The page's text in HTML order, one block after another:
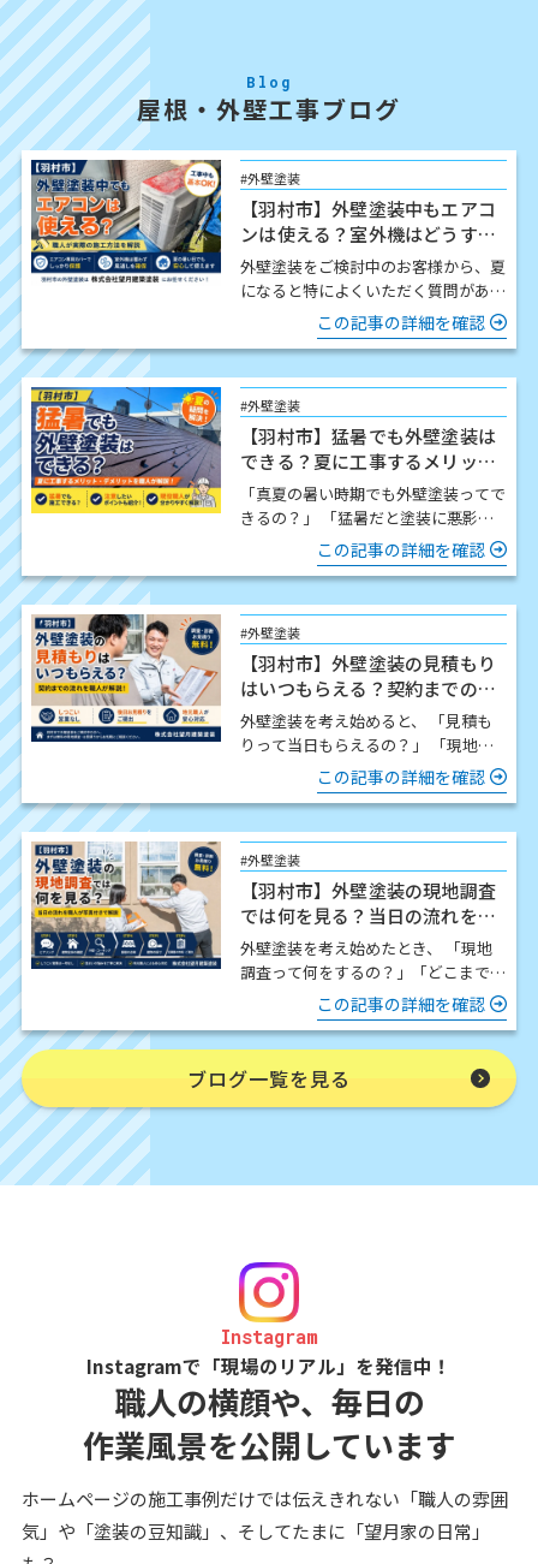
Blog
屋根・外壁工事ブログ
#外壁塗装
【羽村市】外壁塗装中もエアコ
ンは使える？室外機はどうす
る？職人が解説
外壁塗装をご検討中のお客様から、夏
になると特によくいただく質問があり
ますか？」 結論からお伝…
この記事の詳細を確認
#外壁塗装
【羽村市】猛暑でも外壁塗装は
できる？夏に工事するメリッ
ト・注意点を職人が解説
「真夏の暑い時期でも外壁塗装ってで
きるの？」 「猛暑だと塗装に悪影響
はないの？」 この時期になると、こ
のようなご質問をいた…
この記事の詳細を確認
#外壁塗装
【羽村市】外壁塗装の見積もり
はいつもらえる？契約までの流
れを職人が解説
外壁塗装を考え始めると、 「見積も
りって当日もらえるの？」 「現地調
査したら契約しないといけないの？」
「どんな流れで進…
この記事の詳細を確認
#外壁塗装
【羽村市】外壁塗装の現地調査
では何を見る？当日の流れを職
人が写真付きで解説
外壁塗装を考え始めたとき、 「現地
調査って何をするの？」「どこまで細
かく見てもらえるの？」「時間はどの
くらいかかるの？」 この…
この記事の詳細を確認
ブログ一覧を見る
Instagram
Instagramで「現場のリアル」を発信中！
職人の横顔や、毎日の
作業風景を公開しています
ホームページの施工事例だけでは伝えきれない「職人の雰囲
気」や「塗装の豆知識」、そしてたまに「望月家の日常」